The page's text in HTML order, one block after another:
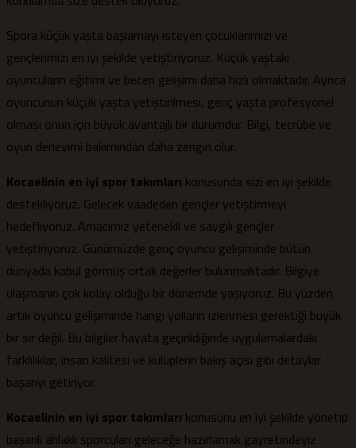
Spora küçük yaşta başlamayı isteyen çocuklarımızı ve
gençlerimizi en iyi şekilde yetiştiriyoruz. Küçük yaştaki
oyuncuların eğitimi ve beceri gelişimi daha hızlı olmaktadır. Ayrıca
oyuncunun küçük yaşta yetiştirilmesi, genç yaşta profesyonel
olması onun için büyük avantajlı bir durumdur. Bilgi, tecrübe ve
oyun deneyimi bakımından daha zengin olur.
Kocaelinin en iyi spor takımları konusunda sizi en iyi şekilde
destekliyoruz. Gelecek vaadeden gençler yetiştirmeyi
hedefliyoruz. Amacımız yetenekli ve saygılı gençler
yetiştiriyoruz. Günümüzde genç oyuncu gelişiminde bütün
dünyada kabul görmüş ortak değerler bulunmaktadır. Bilgiye
ulaşmanın çok kolay olduğu bir dönemde yaşıyoruz. Bu yüzden
artık oyuncu gelişiminde hangi yolların izlenmesi gerektiği büyük
bir sır değil. Bu bilgiler hayata geçirildiğinde uygulamalardaki
farklılıklar, insan kalitesi ve kulüplerin bakış açısı gibi detaylar
başarıyı getiriyor.
Kocaelinin en iyi spor takımları konusunu en iyi şekilde yönetip
başarılı ahlaklı sporcuları geleceğe hazırlamak gayretindeyiz